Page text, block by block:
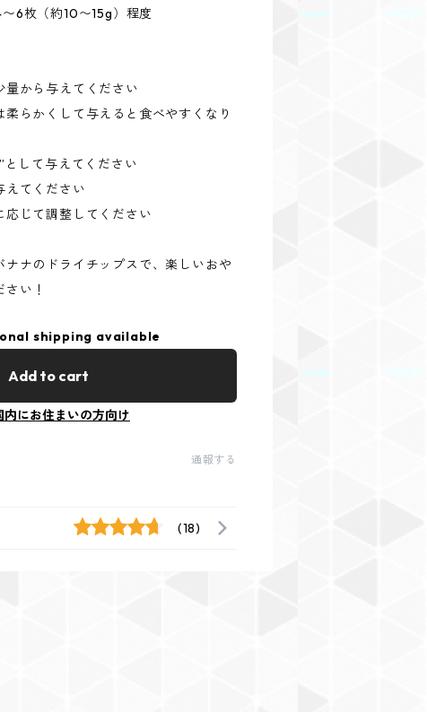
6枚（約10〜15g）程度
量から与えてください
柔らかくして与えると食べやすくなり
として与えてください
えてください
応じて調整してください
ナナのドライチップスで、楽しいおや
い！
shipping available
Add to cart
内にお住まいの方向け
通報する
(18)